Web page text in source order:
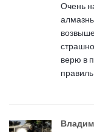
Очень
верю в